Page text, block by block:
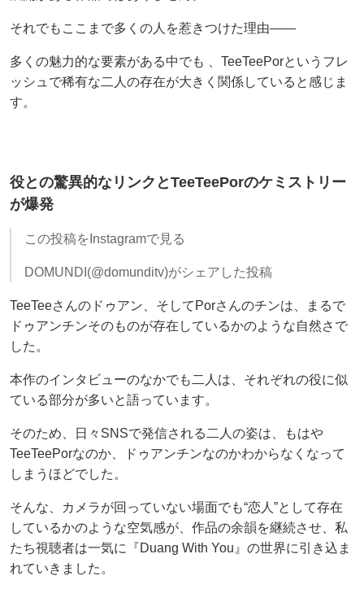
それでもここまで多くの人を惹きつけた理由――
多くの魅力的な要素がある中でも 、TeeTeePorというフレ
ッシュで稀有な二人の存在が大きく関係していると感じま
す。
役との驚異的なリンクとTeeTeePorのケミストリー
が爆発
この投稿をInstagramで見る
DOMUNDI(@domunditv)がシェアした投稿
TeeTeeさんのドゥアン、そしてPorさんのチンは、まるで
ドゥアンチンそのものが存在しているかのような自然さで
した。
本作のインタビューのなかでも二人は、それぞれの役に似
ている部分が多いと語っています。
そのため、日々SNSで発信される二人の姿は、もはや
TeeTeePorなのか、ドゥアンチンなのかわからなくなって
しまうほどでした。
そんな、カメラが回っていない場面でも“恋人”として存在
しているかのような空気感が、作品の余韻を継続させ、私
たち視聴者は一気に『Duang With You』の世界に引き込ま
れていきました。